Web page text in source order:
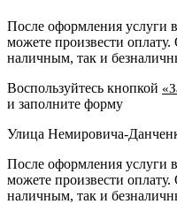
После оформления услуги
можете произвести
наличным, так и
Воспользуйтесь кнопкой
и заполните форму
Улица Немировича-
После оформления услуги
можете произвести
наличным, так и